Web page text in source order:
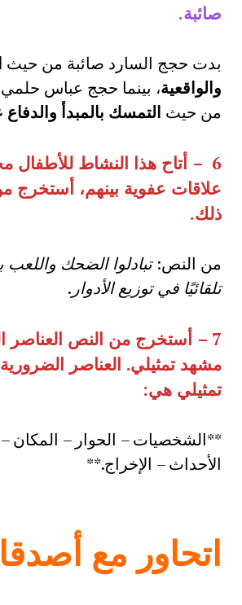
صائبة.
بدت حجج السارد صائبة من حيث
والواقعية، بينما حجج عباس حلمي
من حيث التمسك بالمبدأ
6 –
أتاح هذا النشاط للأطفال
علاقات عفوية بينهم، أستخرج
ذلك.
من النص:تبادلوا الضحك واللعب
تلقائيًا في توزيع الأدوار .
7 –
أستخرج من النص العناصر
مشهد تمثيلي. العناصر
تمثيلي هي:
**الشخصيات – الحوار – المكان
الأحداث – الإخراج.**
اتحاور مع